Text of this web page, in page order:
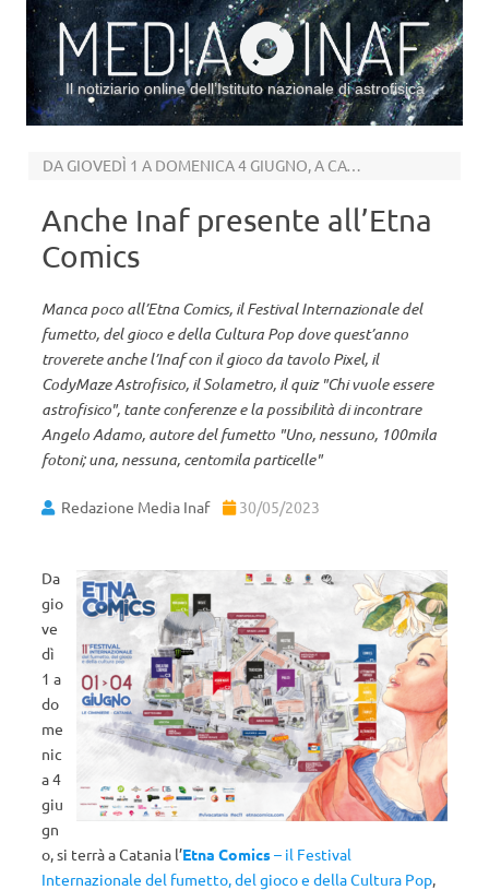
Il notiziario online dell’Istituto nazionale di astrofisica
DA GIOVEDÌ 1 A DOMENICA 4 GIUGNO, A CATANIA
Anche Inaf presente all’Etna
Comics
Manca poco all’Etna Comics, il Festival Internazionale del
fumetto, del gioco e della Cultura Pop dove quest’anno
troverete anche l’Inaf con il gioco da tavolo Pixel, il
CodyMaze Astrofisico, il Solametro, il quiz "Chi vuole essere
astrofisico", tante conferenze e la possibilità di incontrare
Angelo Adamo, autore del fumetto "Uno, nessuno, 100mila
fotoni; una, nessuna, centomila particelle"
Redazione Media Inaf 30/05/2023
Da
gio
ve
dì
1 a
do
me
nic
a 4
giu
gn
o, si terrà a Catania l’Etna Comics– il Festival
Internazionale del fumetto, del gioco e della Cultura Pop,